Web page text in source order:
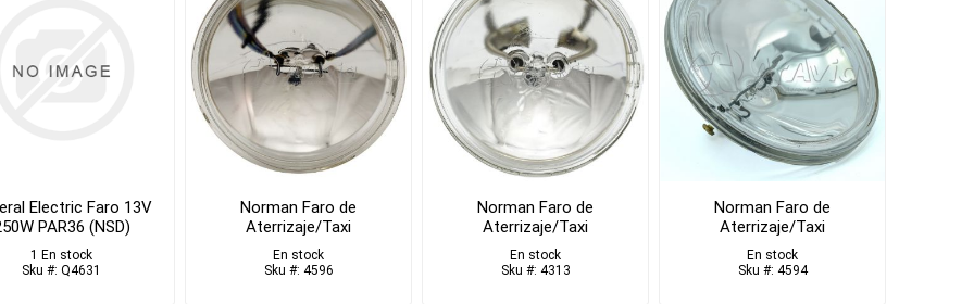
Electric Faro 13V
PAR36 (NSD)
1 En stock
Sku #: Q4631
Norman Faro de
Aterrizaje/Taxi
En stock
Sku #: 4596
Norman Faro de
Aterrizaje/Taxi
En stock
Sku #: 4313
Norman Faro de
Aterrizaje/Taxi
En stock
Sku #: 4594